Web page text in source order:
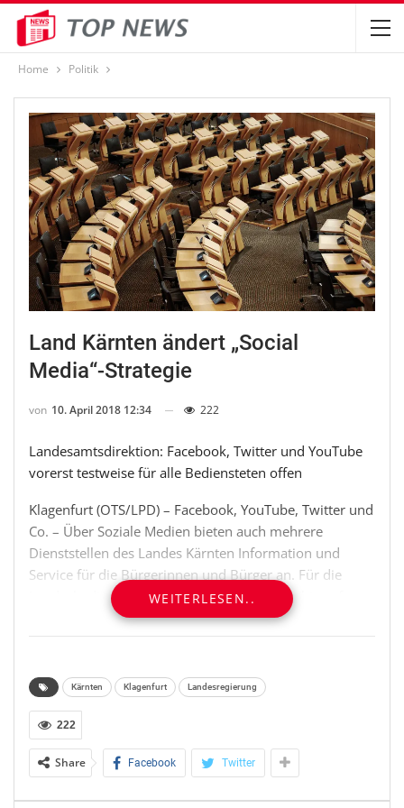
Home Politik
Land Kärnten ändert „Social
Media“-Strategie
von 10. April 2018 12:34 222
Landesamtsdirektion: Facebook, Twitter und YouTube
vorerst testweise für alle Bediensteten offen
Klagenfurt (OTS/LPD) – Facebook, YouTube, Twitter und
Co. – Über Soziale Medien bieten auch mehrere
Dienststellen des Landes Kärnten Information und
Service für die Bürgerinnen und Bürger an. Für die
Landesbediensteten selbst war aber bisher, bis auf
wenige dienstlich begründete Ausnahmen, der Zugang
zu diesen Plattformen aus sicherheitstechnischen und
wir für alle unsere Mitarbeiterinnen und Mitarbeiter
vorerst auf eine dreimonatige Pilotphase befristet“,
erklärte heute, Dienstag, Landesamtsdirektor Dieter
Platzer.
WEITERLESEN..
Kärnten Klagenfurt Landesregierung
222
Share Facebook Twitter